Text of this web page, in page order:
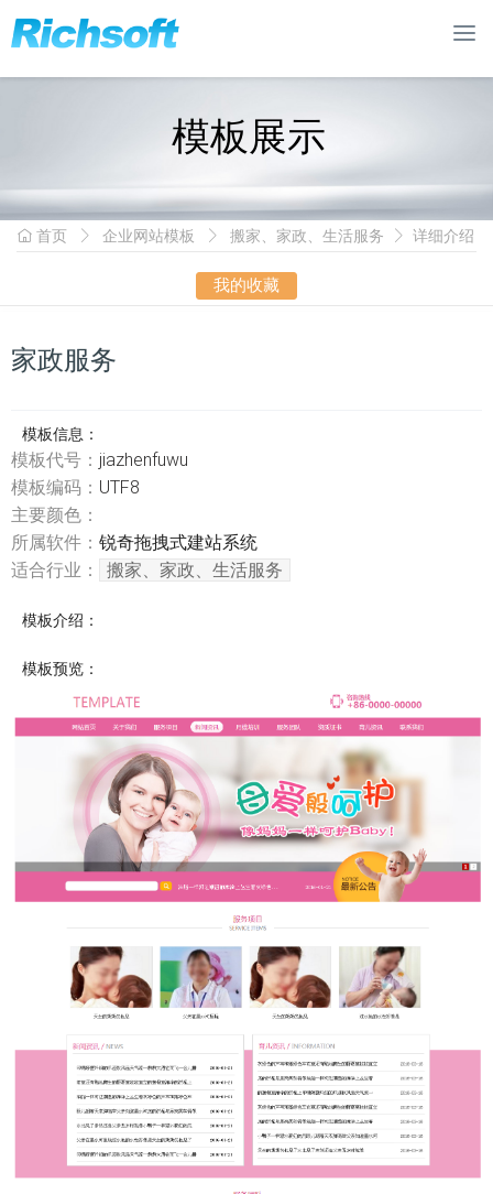
模板展示
首页 企业网站模板 搬家、家政、生活服务 详细介绍
我的收藏
家政服务
模板信息：
模板代号： jiazhenfuwu
模板编码： UTF8
主要颜色：
所属软件： 锐奇拖拽式建站系统
适合行业：
搬家、家政、生活服务
模板介绍：
模板预览：